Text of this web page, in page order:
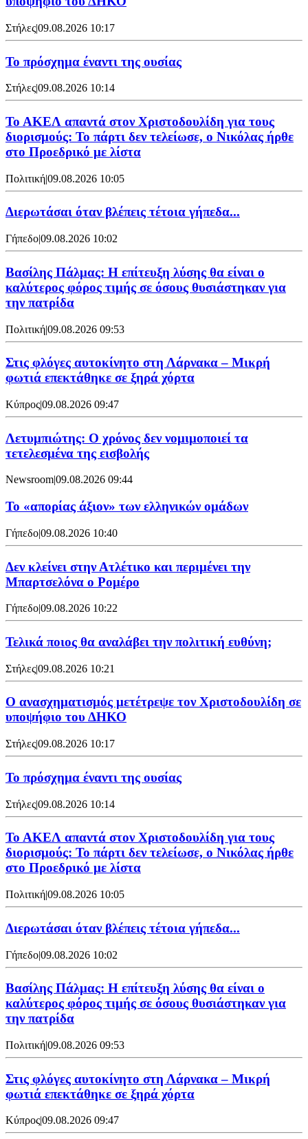
Στήλες|09.08.2026 10:17
Το πρόσχημα έναντι της ουσίας
Στήλες|09.08.2026 10:14
Το ΑΚΕΛ απαντά στον Χριστοδουλίδη για τους
διορισμούς: Το πάρτι δεν τελείωσε, ο Νικόλας ήρθε
στο Προεδρικό με λίστα
Πολιτική|09.08.2026 10:05
Διερωτάσαι όταν βλέπεις τέτοια γήπεδα...
Γήπεδο|09.08.2026 10:02
Βασίλης Πάλμας: Η επίτευξη λύσης θα είναι ο
καλύτερος φόρος τιμής σε όσους θυσιάστηκαν για
την πατρίδα
Πολιτική|09.08.2026 09:53
Στις φλόγες αυτοκίνητο στη Λάρνακα – Μικρή
φωτιά επεκτάθηκε σε ξηρά χόρτα
Κύπρος|09.08.2026 09:47
Λετυμπιώτης: Ο χρόνος δεν νομιμοποιεί τα
τετελεσμένα της εισβολής
Newsroom|09.08.2026 09:44
Το «απορίας άξιον» των ελληνικών ομάδων
Γήπεδο|09.08.2026 10:40
Δεν κλείνει στην Ατλέτικο και περιμένει την
Μπαρτσελόνα ο Ρομέρο
Γήπεδο|09.08.2026 10:22
Τελικά ποιος θα αναλάβει την πολιτική ευθύνη;
Στήλες|09.08.2026 10:21
Ο ανασχηματισμός μετέτρεψε τον Χριστοδουλίδη σε
υποψήφιο του ΔΗΚΟ
Στήλες|09.08.2026 10:17
Το πρόσχημα έναντι της ουσίας
Στήλες|09.08.2026 10:14
Το ΑΚΕΛ απαντά στον Χριστοδουλίδη για τους
διορισμούς: Το πάρτι δεν τελείωσε, ο Νικόλας ήρθε
στο Προεδρικό με λίστα
Πολιτική|09.08.2026 10:05
Διερωτάσαι όταν βλέπεις τέτοια γήπεδα...
Γήπεδο|09.08.2026 10:02
Βασίλης Πάλμας: Η επίτευξη λύσης θα είναι ο
καλύτερος φόρος τιμής σε όσους θυσιάστηκαν για
την πατρίδα
Πολιτική|09.08.2026 09:53
Στις φλόγες αυτοκίνητο στη Λάρνακα – Μικρή
φωτιά επεκτάθηκε σε ξηρά χόρτα
Κύπρος|09.08.2026 09:47